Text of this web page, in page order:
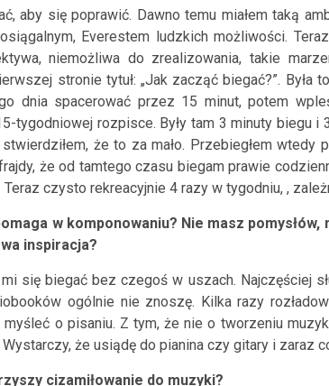
aby się poprawić. Dawno temu miałem taką
Everestem ludzkich możliwości.
niemożliwa do zrealizowania, takie
stronie tytuł: „Jak zacząć biegać?”.
dnia spacerować przez 15 minut, potem
tygodniowej rozpisce. Były tam 3 minuty biegu i
że to za mało. Przebiegłem wtedy
że od tamtego czasu biegam prawie
czysto rekreacyjnie 4 razy w tygodniu, ,
w komponowaniu? Nie masz
inspiracja?
się biegać bez czegoś w uszach. Najczęściej
ogólnie nie znoszę. Kilka razy
myśleć o pisaniu. Z tym, że nie o tworzeniu
Wystarczy, że usiądę do pianina czy gitary i zaraz
cizamiłowanie do muzyki?